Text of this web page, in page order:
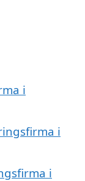
i
i
i